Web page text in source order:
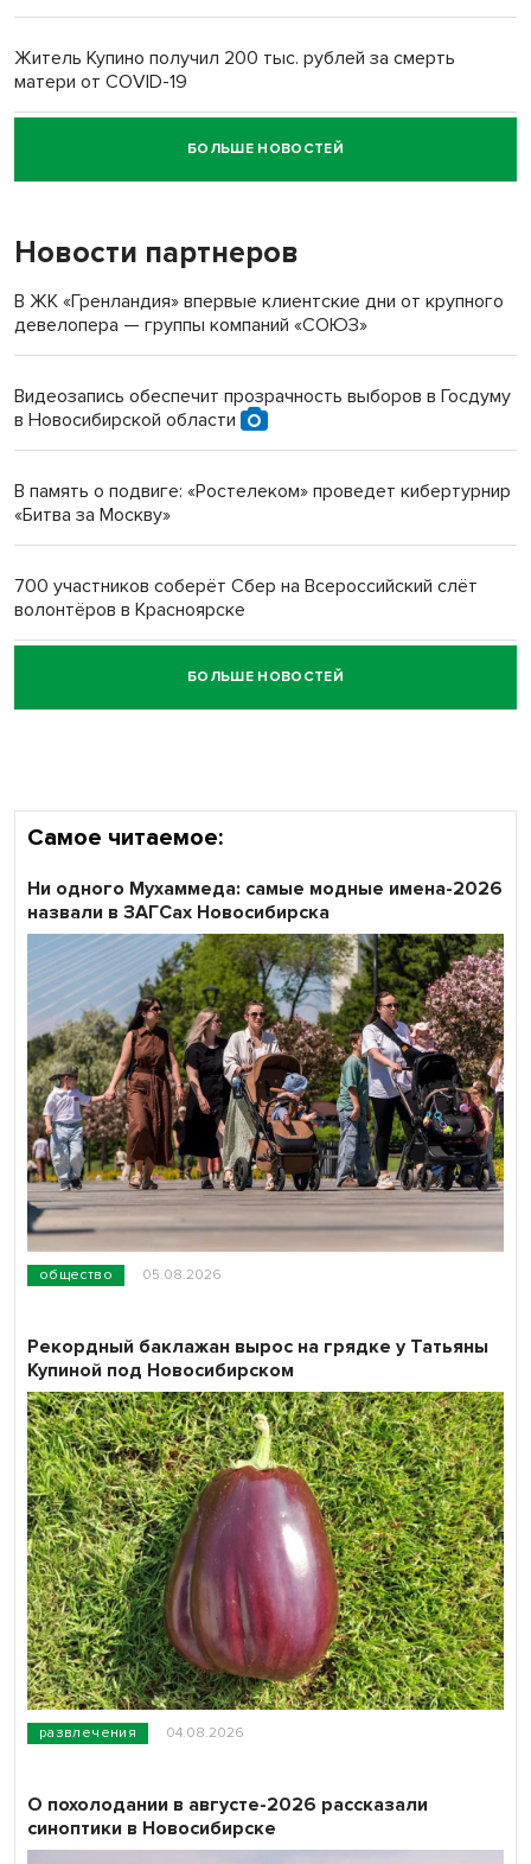
Житель Купино получил 200 тыс. рублей за смерть
матери от COVID-19
Новосибирский суд наказал водителя за смерть
пенсионерки на вокзале
«Мы живём на пастбище!»: в новосибирском селе лошади
терроризируют жителей
Инвалид получил условный срок за избиение врачей
Новосибирский преподаватель с женой вошли в топ-16
Обновлённое отделение ВТБ открылось в Искитиме
БОЛЬШЕ НОВОСТЕЙ
Новости партнеров
В ЖК «Гренландия» впервые клиентские дни от крупного
девелопера — группы компаний «СОЮЗ»
Видеозапись обеспечит прозрачность выборов в Госдуму
в Новосибирской области
В память о подвиге: «Ростелеком» проведет кибертурнир
«Битва за Москву»
700 участников соберёт Сбер на Всероссийский слёт
волонтёров в Красноярске
Честный выбор: видеонаблюдение обеспечит
объективность результатов ЕДГ в Новосибирской
БОЛЬШЕ НОВОСТЕЙ
Самое читаемое:
общество 05.08.2026
Ни одного Мухаммеда: самые модные имена-2026
назвали в ЗАГСах Новосибирска
развлечения 04.08.2026
Рекордный баклажан вырос на грядке у Татьяны
Купиной под Новосибирском
О похолодании в августе-2026 рассказали
синоптики в Новосибирске